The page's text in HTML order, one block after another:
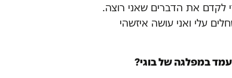
לקדם את הדברים שאני רוצה.
עלי ואני עושה איזשהי
במפלגה של בוגי?